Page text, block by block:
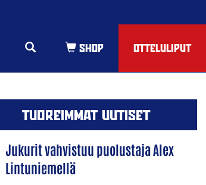
OTTELULIPUT
TUOREIMMAT UUTISET
Jukurit vahvistuu puolustaja Alex
Lintuniemellä